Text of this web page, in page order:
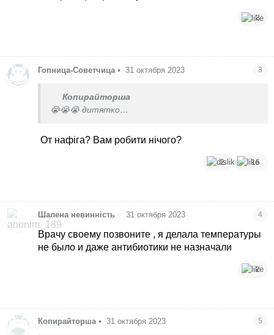
3
Гопница-Советчица • 31 октября 2023 3
Копирайторша
😭😭😭 дитятко…
От нафіга? Вам робити нічого?
2 15
Шалена невинність • 31 октября 2023 4
Врачу своему позвоните , я делала температуры
не было и даже антибиотики не назначали
2
Копирайторша • 31 октября 2023 5